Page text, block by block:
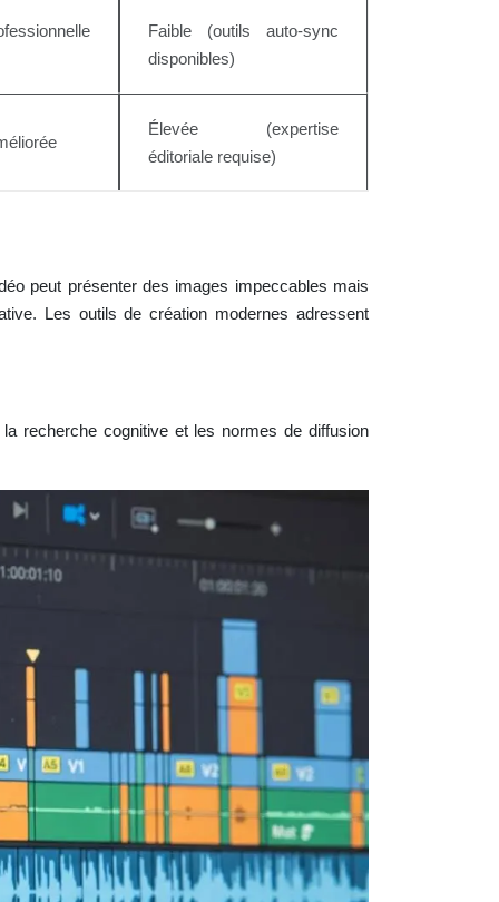
Faible (outils auto-sync
disponibles)
Élevée (expertise
éditoriale requise)
peut présenter des images impeccables mais
Les outils de création modernes adressent
recherche cognitive et les normes de diffusion